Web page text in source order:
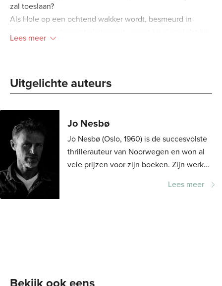
zal toeslaan?
Als Hole op een ochtend wakker wordt, besmeurd in
Jo Nesbø weet je met iedere wending volledig te
verrassen.
Lees meer
Uitgelichte auteurs
Jo Nesbø
Jo Nesbø (Oslo, 1960) is de succesvolste
thrillerauteur van Noorwegen en won al
vele prijzen voor zijn boeken. Zijn werk
uitgegeven. Wereldwijd verkocht hij meer
Lees meer